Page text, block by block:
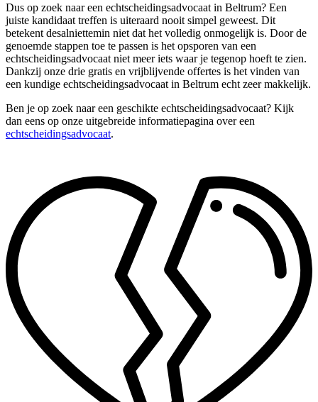
Dus op zoek naar een echtscheidingsadvocaat in Beltrum? Een
juiste kandidaat treffen is uiteraard nooit simpel geweest. Dit
betekent desalniettemin niet dat het volledig onmogelijk is. Door de
genoemde stappen toe te passen is het opsporen van een
echtscheidingsadvocaat niet meer iets waar je tegenop hoeft te zien.
Dankzij onze drie gratis en vrijblijvende offertes is het vinden van
een kundige echtscheidingsadvocaat in Beltrum echt zeer makkelijk.
Ben je op zoek naar een geschikte echtscheidingsadvocaat? Kijk
dan eens op onze uitgebreide informatiepagina over een
echtscheidingsadvocaat.